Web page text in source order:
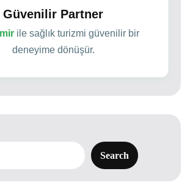
Güvenilir Partner
ile sağlık turizmi güvenilir bir
deneyime dönüşür.
Search